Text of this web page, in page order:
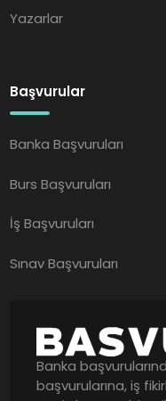
Yazarlar
Başvurular
Banka Başvuruları
Burs Başvuruları
İş Başvuruları
Sınav Başvuruları
Banka
başvurularına, iş